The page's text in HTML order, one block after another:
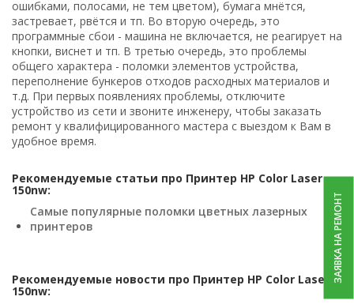
ошибками, полосами, не тем цветом), бумага мнётся,
застревает, рвётся и тп. Во вторую очередь, это
программные сбои - машина не включается, не реагирует на
кнопки, виснет и тп. В третью очередь, это проблемы
общего характера - поломки элементов устройства,
переполнение бункеров отходов расходных материалов и
т.д. При первых появлениях проблемы, отключите
устройство из сети и звоните инженеру, чтобы заказать
ремонт у квалифицированного мастера с выездом к Вам в
удобное время.
Рекомендуемые статьи про Принтер HP Color Laser
150nw:
Самые популярные поломки цветных лазерных
принтеров
Рекомендуемые новости про Принтер HP Color Laser
150nw:
ЗАЯВКА НА РЕМОНТ